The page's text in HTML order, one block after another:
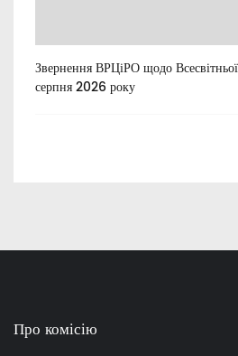
Звернення ВРЦіРО щодо
серпня 2026 року
Про комісію